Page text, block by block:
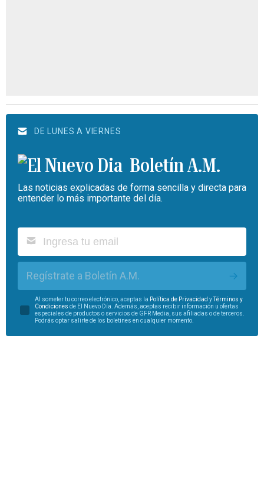
DE LUNES A VIERNES
Boletín A.M.
Las noticias explicadas de forma sencilla y directa para
entender lo más importante del día.
Regístrate a Boletín A.M.
Al someter tu correo electrónico, aceptas la Política de Privacidad yTérminos y
Condiciones de El Nuevo Día. Además, aceptas recibir información u ofertas
especiales de productos o servicios de GFR Media, sus afiliadas o de terceros.
Podrás optar salirte de los boletines en cualquier momento.